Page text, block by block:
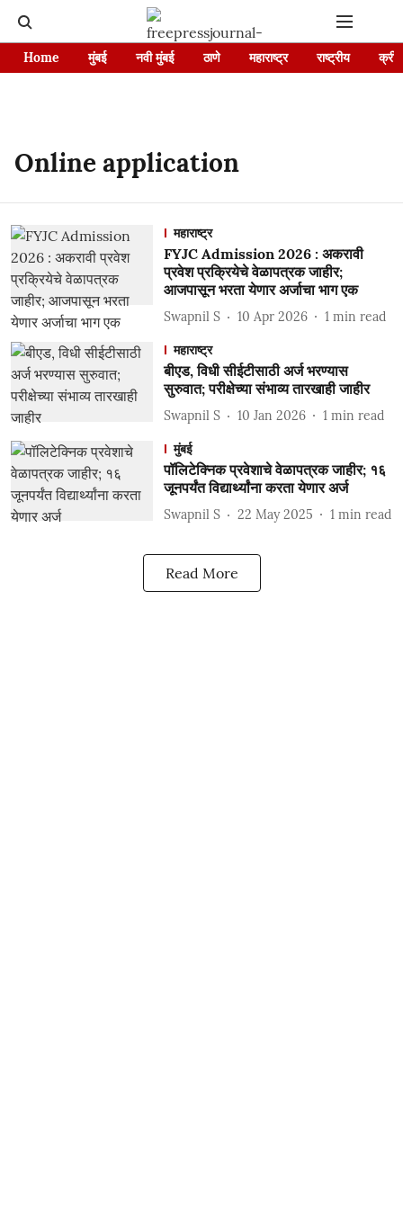
Home मुंबई नवी मुंबई ठाणे महाराष्ट्र राष्ट्रीय
Online application
महाराष्ट्र
FYJC Admission 2026 : अकरावी
प्रवेश प्रक्रियेचे वेळापत्रक जाहीर;
आजपासून भरता येणार अर्जाचा भाग एक
Swapnil S 10 Apr 2026 1 min read
महाराष्ट्र
बीएड, विधी सीईटीसाठी अर्ज भरण्यास
सुरुवात; परीक्षेच्या संभाव्य तारखाही जाहीर
Swapnil S 10 Jan 2026 1 min read
मुंबई
पॉलिटेक्निक प्रवेशाचे वेळापत्रक जाहीर; १६
जूनपर्यंत विद्यार्थ्यांना करता येणार अर्ज
Swapnil S 22 May 2025 1 min read
Read More